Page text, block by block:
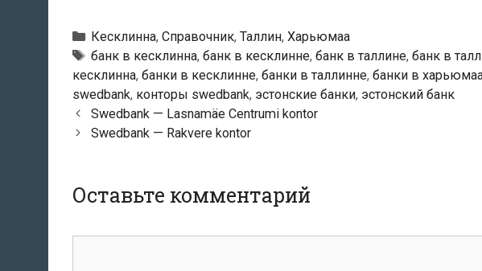
Рубрики
Кесклинна, Справочник, Таллин, Харьюмаа
Тэги
банк в кесклинна, банк в кесклинне, банк в таллине, банк в
кесклинна, банки в кесклинне, банки в таллинне, банки в
swedbank, конторы swedbank, эстонские банки, эстонский банк
Навигация
по
Swedbank — Lasnamäe Centrumi kontor
Swedbank — Rakvere kontor
Оставьте комментарий